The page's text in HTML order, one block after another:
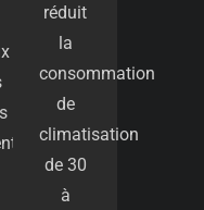
réduit
la
consommation
de
climatisation
de 30
à